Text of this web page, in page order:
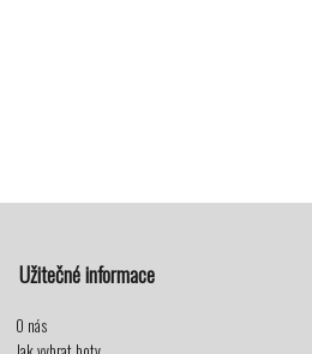
Užitečné informace
O nás